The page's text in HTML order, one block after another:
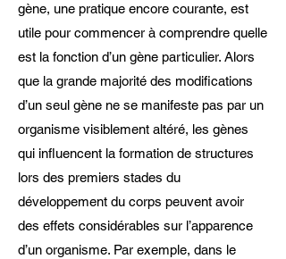
gène, une pratique encore courante, est
utile pour commencer à comprendre quelle
est la fonction d’un gène particulier. Alors
que la grande majorité des modifications
d’un seul gène ne se manifeste pas par un
organisme visiblement altéré, les gènes
qui influencent la formation de structures
lors des premiers stades du
développement du corps peuvent avoir
des effets considérables sur l’apparence
d’un organisme. Par exemple, dans le